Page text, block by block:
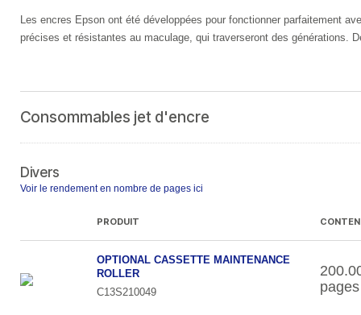
Les encres Epson ont été développées pour fonctionner parfaitement
précises et résistantes au maculage, qui traverseront des générations.
Consommables jet d'encre
Divers
Voir le rendement en nombre de pages ici
PRODUIT
OPTIONAL CASSETTE MAINTENANCE
ROLLER
C13S210049
pages